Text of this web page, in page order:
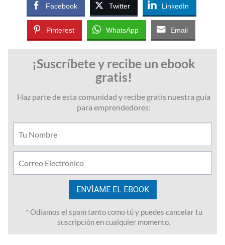
Facebook Twitter LinkedIn
Pinterest WhatsApp Email